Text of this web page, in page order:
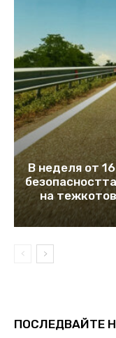
В неделя от
на
ПОСЛЕДВАЙТЕ